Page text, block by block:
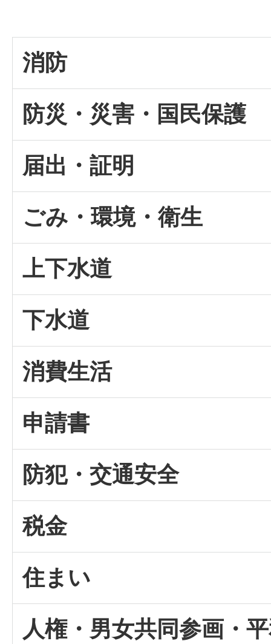
消防
防災・災害・国民保護
届出・証明
ごみ・環境・衛生
上下水道
下水道
消費生活
申請書
防犯・交通安全
税金
住まい
人権・男女共同参画・